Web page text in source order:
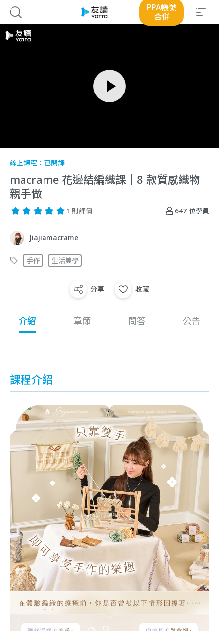
PPA帳號
合併
線上課程： 已開課
macrame 花邊結編織課｜8 款質感織物
親手做
647 位學員
1 則評價
Jiajiamacrame
手作 生活美學
分享 收藏
介紹 章節 問答 公告
課程介紹